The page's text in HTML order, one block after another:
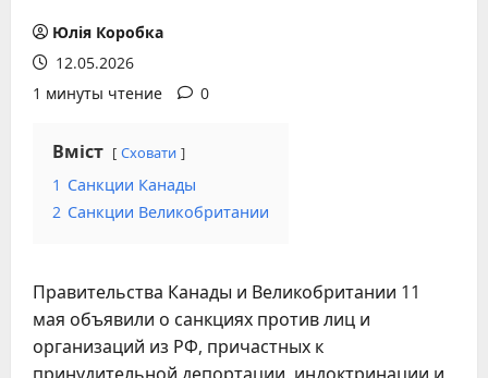
Юлія Коробка
12.05.2026
1 минуты чтение
0
Вміст Сховати
1 Санкции Канады
2 Санкции Великобритании
Правительства Канады и Великобритании 11
мая объявили о санкциях против лиц и
организаций из РФ, причастных к